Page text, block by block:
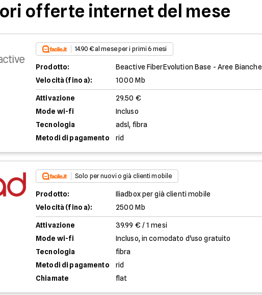
offerte internet del mese
14.90 € al mese per i primi 6 mesi
Prodotto:
Beactive FiberEvolution Base - Aree Bianche
Velocità (fino a):
1000 Mb
Attivazione
29.50 €
Mode wi-fi
Incluso
Tecnologia
adsl, fibra
Metodi di pagamento
rid
Solo per nuovi o già clienti mobile
Prodotto:
Iliadbox per già clienti mobile
Velocità (fino a):
2500 Mb
Attivazione
39.99 € / 1 mesi
Mode wi-fi
Incluso, in comodato d'uso gratuito
Tecnologia
fibra
Metodi di pagamento
rid
Chiamate
flat